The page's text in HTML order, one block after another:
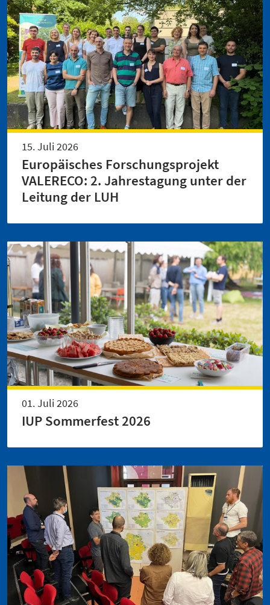
15. Juli 2026
Europäisches Forschungsprojekt
VALERECO: 2. Jahrestagung unter der
Leitung der LUH
01. Juli 2026
IUP Sommerfest 2026